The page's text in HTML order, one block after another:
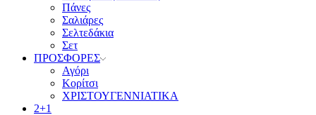
Πάνες
Σαλιάρες
Σελτεδάκια
Σετ
ΠΡΟΣΦΟΡΕΣ
Αγόρι
Κορίτσι
ΧΡΙΣΤΟΥΓΕΝΝΙΑΤΙΚΑ
2+1